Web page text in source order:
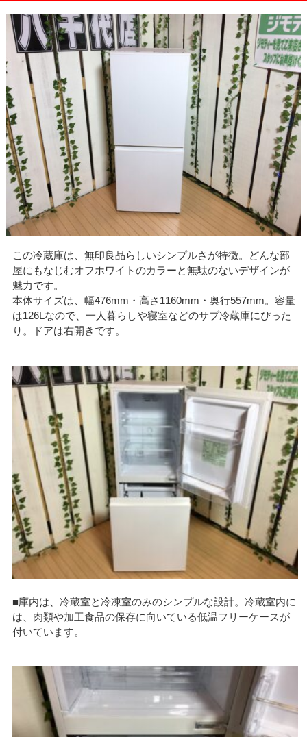
この冷蔵庫は、無印良品らしいシンプルさが特徴。どんな部
屋にもなじむオフホワイトのカラーと無駄のないデザインが
魅力です。
本体サイズは、幅476mm・高さ1160mm・奥行557mm。容量
は126Lなので、一人暮らしや寝室などのサブ冷蔵庫にぴった
り。ドアは右開きです。
■庫内は、冷蔵室と冷凍室のみのシンプルな設計。冷蔵室内に
は、肉類や加工食品の保存に向いている低温フリーケースが
付いています。